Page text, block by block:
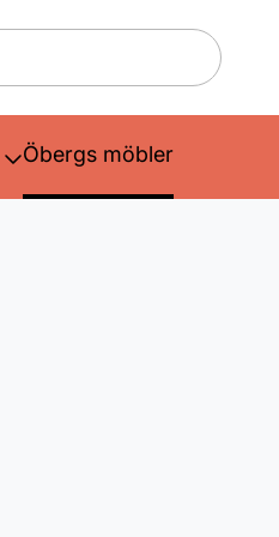
Öbergs möbler